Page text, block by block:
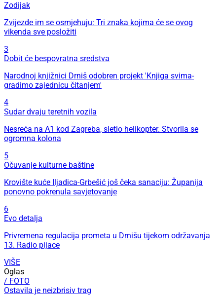
Zodijak
Zvijezde im se osmjehuju: Tri znaka kojima će se ovog
vikenda sve posložiti
3
Dobit će bespovratna sredstva
Narodnoj knjižnici Drniš odobren projekt 'Knjiga svima-
gradimo zajednicu čitanjem'
4
Sudar dvaju teretnih vozila
Nesreća na A1 kod Zagreba, sletio helikopter. Stvorila se
ogromna kolona
5
Očuvanje kulturne baštine
Krovište kuće Iljadica-Grbešić još čeka sanaciju: Županija
ponovno pokrenula savjetovanje
6
Evo detalja
Privremena regulacija prometa u Drnišu tijekom održavanja
13. Radio pijace
VIŠE
Oglas
/ FOTO
Ostavila je neizbrisiv trag